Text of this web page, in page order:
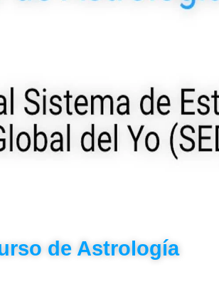
de Astrología